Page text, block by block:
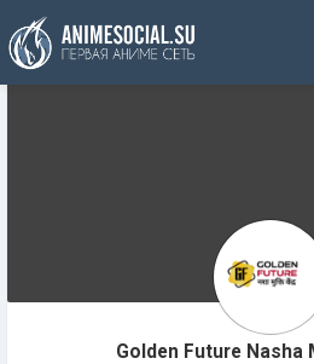
Funding
Golden Future Nasha